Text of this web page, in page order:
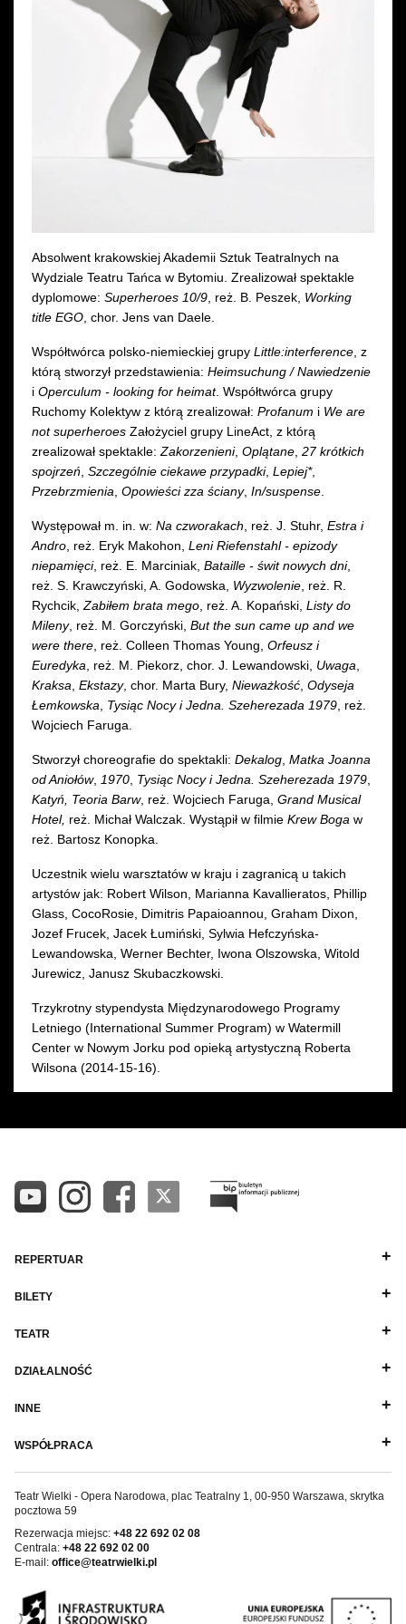
Wynajem kostiumów
Wynajem rekwizytów
Fundusze unijne
Dotacje celowe
Absolwent krakowskiej Akademii Sztuk Teatralnych na
Wydziale Teatru Tańca w Bytomiu. Zrealizował spektakle
dyplomowe: Superheroes 10/9, reż. B. Peszek, Working
title EGO, chor. Jens van Daele.
Współtwórca polsko-niemieckiej grupy Little:interference, z
którą stworzył przedstawienia: Heimsuchung / Nawiedzenie
i Operculum - looking for heimat. Współtwórca grupy
Ruchomy Kolektyw z którą zrealizował: Profanum i We are
not superheroes Założyciel grupy LineAct, z którą
zrealizował spektakle:Zakorzenieni, Oplątane, 27 krótkich
spojrzeń, Szczególnie ciekawe przypadki, Lepiej*,
Przebrzmienia, Opowieści zza ściany, In/suspense.
Występował m. in. w: Na czworakach, reż. J. Stuhr, Estra i
Andro, reż. Eryk Makohon, Leni Riefenstahl - epizody
niepamięci, reż. E. Marciniak, Bataille - świt nowych dni,
reż. S. Krawczyński, A. Godowska, Wyzwolenie, reż. R.
Rychcik,Zabiłem brata mego, reż. A. Kopański, Listy do
Mileny, reż. M. Gorczyński, But the sun came up and we
were there, reż. Colleen Thomas Young, Orfeusz i
Euredyka, reż. M. Piekorz, chor. J. Lewandowski, Uwaga,
Kraksa, Ekstazy, chor. Marta Bury, Nieważkość, Odyseja
Łemkowska, Tysiąc Nocy i Jedna. Szeherezada 1979, reż.
Wojciech Faruga.
Stworzył choreografie do spektakli: Dekalog, Matka Joanna
od Aniołów, 1970, Tysiąc Nocy i Jedna. Szeherezada 1979,
Katyń, Teoria Barw, reż. Wojciech Faruga, Grand Musical
Hotel, reż. Michał Walczak. Wystąpił w filmie Krew Boga w
reż. Bartosz Konopka.
Uczestnik wielu warsztatów w kraju i zagranicą u takich
artystów jak: Robert Wilson, Marianna Kavallieratos, Phillip
Glass, CocoRosie, Dimitris Papaioannou, Graham Dixon,
Jozef Frucek, Jacek Łumiński, Sylwia Hefczyńska-
Lewandowska, Werner Bechter, Iwona Olszowska, Witold
Jurewicz, Janusz Skubaczkowski.
Trzykrotny stypendysta Międzynarodowego Programy
Letniego (International Summer Program) w Watermill
Center w Nowym Jorku pod opieką artystyczną Roberta
Wilsona (2014-15-16).
REPERTUAR
BILETY
TEATR
DZIAŁALNOŚĆ
INNE
WSPÓŁPRACA
Teatr Wielki - Opera Narodowa, plac Teatralny 1, 00-950 Warszawa, skrytka
pocztowa 59
Rezerwacja miejsc: +48 22 692 02 08
Centrala: +48 22 692 02 00
E-mail: office@teatrwielki.pl